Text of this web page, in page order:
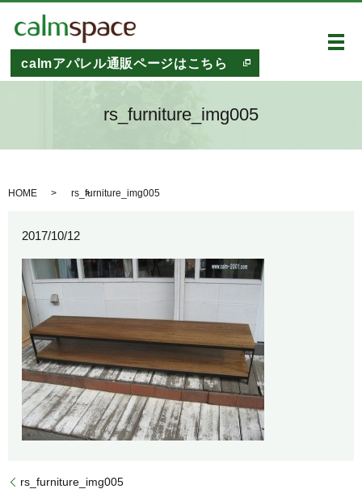
calmアパレル通販ページはこちら
メ
rs_furniture_img005
HOME rs_furniture_img005
2017/10/12
rs_furniture_img005